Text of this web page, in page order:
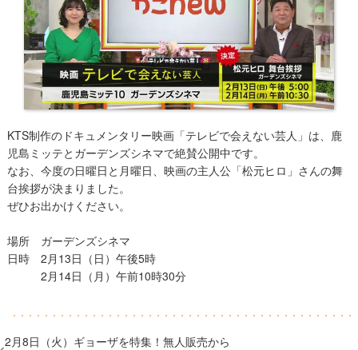
KTS制作のドキュメンタリー映画「テレビで会えない芸人」は、鹿
児島ミッテとガーデンズシネマで絶賛公開中です。
なお、今度の日曜日と月曜日、映画の主人公「松元ヒロ」さんの舞
台挨拶が決まりました。
ぜひお出かけください。
場所 ガーデンズシネマ
日時 2月13日（日）午後5時
2月14日（月）午前10時30分
2月8日（火）ギョーザを特集！無人販売から